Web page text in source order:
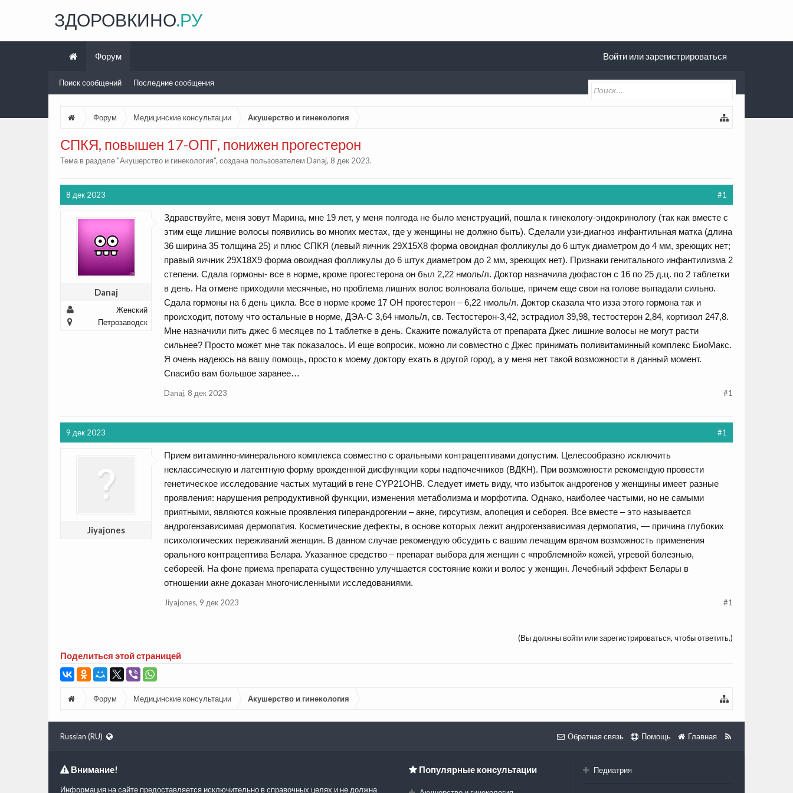
Форум Медицинские консультации Акушерство и гинекология
СПКЯ, повышен 17-ОПГ, понижен прогестерон
Тема в разделе "Акушерство и гинекология", создана пользователем Danaj, 8 дек 2023.
8 дек 2023 #1
Danaj
Женский
Петрозаводск
Здравствуйте, меня зовут Марина, мне 19 лет, у меня полгода не было менструаций, пошла к гинекологу-эндокринологу (так как вместе с
этим еще лишние волосы появились во многих местах, где у женщины не должно быть). Сделали узи-диагноз инфантильная матка (длина
36 ширина 35 толщина 25) и плюс СПКЯ (левый яичник 29Х15Х8 форма овоидная фолликулы до 6 штук диаметром до 4 мм, зреющих нет;
правый яичник 29Х18Х9 форма овоидная фолликулы до 6 штук диаметром до 2 мм, зреющих нет). Признаки генитального инфантилизма 2
степени. Сдала гормоны- все в норме, кроме прогестерона он был 2,22 нмоль/л. Доктор назначила дюфастон с 16 по 25 д.ц. по 2 таблетки
в день. На отмене приходили месячные, но проблема лишних волос волновала больше, причем еще свои на голове выпадали сильно.
Сдала гормоны на 6 день цикла. Все в норме кроме 17 ОН прогестерон – 6,22 нмоль/л. Доктор сказала что изза этого гормона так и
происходит, потому что остальные в норме, ДЭА-С 3,64 нмоль/л, св. Тестостерон-3,42, эстрадиол 39,98, тестостерон 2,84, кортизол 247,8.
Мне назначили пить джес 6 месяцев по 1 таблетке в день. Скажите пожалуйста от препарата Джес лишние волосы не могут расти
сильнее? Просто может мне так показалось. И еще вопросик, можно ли совместно с Джес принимать поливитаминный комплекс БиоМакс.
Я очень надеюсь на вашу помощь, просто к моему доктору ехать в другой город, а у меня нет такой возможности в данный момент.
Спасибо вам большое заранее…
Danaj, 8 дек 2023 #1
9 дек 2023 #1
Jiyajones
Прием витаминно-минерального комплекса совместно с оральными контрацептивами допустим. Целесообразно исключить
неклассическую и латентную форму врожденной дисфункции коры надпочечников (ВДКН). При возможности рекомендую провести
генетическое исследование частых мутаций в гене CYP21OHB. Следует иметь виду, что избыток андрогенов у женщины имеет разные
проявления: нарушения репродуктивной функции, изменения метаболизма и морфотипа. Однако, наиболее частыми, но не самыми
приятными, являются кожные проявления гиперандрогении – акне, гирсутизм, алопеция и себорея. Все вместе – это называется
андрогензависимая дермопатия. Косметические дефекты, в основе которых лежит андрогензависимая дермопатия, — причина глубоких
психологических переживаний женщин. В данном случае рекомендую обсудить с вашим лечащим врачом возможность применения
орального контрацептива Белара. Указанное средство – препарат выбора для женщин с «проблемной» кожей, угревой болезнью,
себореей. На фоне приема препарата существенно улучшается состояние кожи и волос у женщин. Лечебный эффект Белары в
отношении акне доказан многочисленными исследованиями.
Jiyajones, 9 дек 2023 #1
(Вы должны войти или зарегистрироваться, чтобы ответить.)
Поделиться этой страницей
Форум Медицинские консультации Акушерство и гинекология
ЗДОРОВКИНО.РУ
Форум
Поиск сообщений Последние сообщения
Войти или зарегистрироваться
Russian (RU) Обратная связь Помощь Главная
Внимание!
Информация на сайте предоставляется исключительно в справочных целях и не должна
Популярные консультации Педиатрия